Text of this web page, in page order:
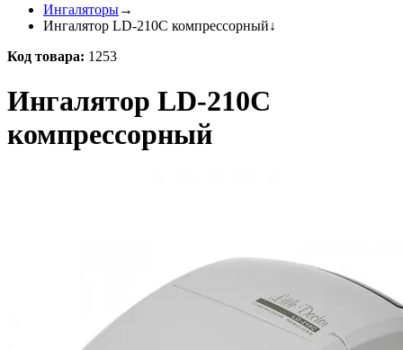
Ингаляторы→
Ингалятор LD-210C компрессорный↓
Код товара: 1253
Ингалятор LD-210C
компрессорный